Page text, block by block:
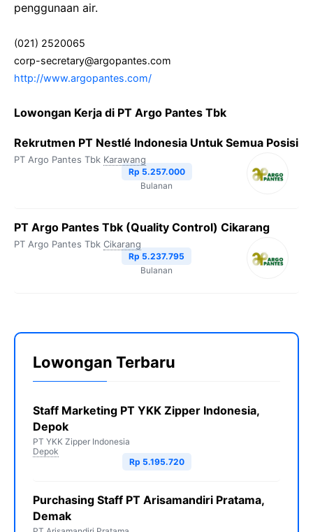
penggunaan air.
(021) 2520065
corp-secretary@argopantes.com
http://www.argopantes.com/
Lowongan Kerja di PT Argo Pantes Tbk
Rekrutmen PT Nestlé Indonesia Untuk Semua Posisi
PT Argo Pantes Tbk Karawang
Rp 5.257.000
Bulanan
PT Argo Pantes Tbk (Quality Control) Cikarang
PT Argo Pantes Tbk Cikarang
Rp 5.237.795
Bulanan
Lowongan Terbaru
Staff Marketing PT YKK Zipper Indonesia,
Depok
PT YKK Zipper Indonesia
Depok
Rp 5.195.720
Purchasing Staff PT Arisamandiri Pratama,
Demak